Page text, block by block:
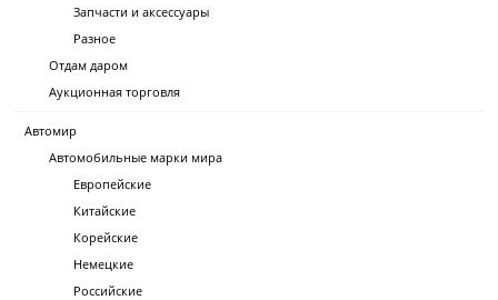
Запчасти и аксессуары
Разное
Отдам даром
Аукционная торговля
Автомир
Автомобильные марки мира
Европейские
Китайские
Корейские
Немецкие
Российские